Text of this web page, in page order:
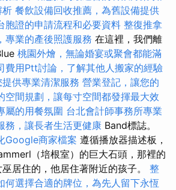
析 餐飲設備回收推薦，為舊設備提供
胞證的申請流程和必要資料 整復推拿
專業的產後照護服務 在這裡，我們離
桃園外燴，無論婚宴或聚會都能滿
費用Ptt討論，了解其他人搬家的經驗
供專業清潔服務 營業登記，讓您的
空間規劃，讓每寸空間都發揮最大效
屬的用餐氛圍 台北會計師事務所專業
務，讓長者生活更健康 Band標誌。
Google商家檔案 遵循播放器描述板，
（培根室）的巨大石頭，那裡的
居住的，他居住著附近的孩子。 整
何選擇合適的牌位，為先人留下永恆